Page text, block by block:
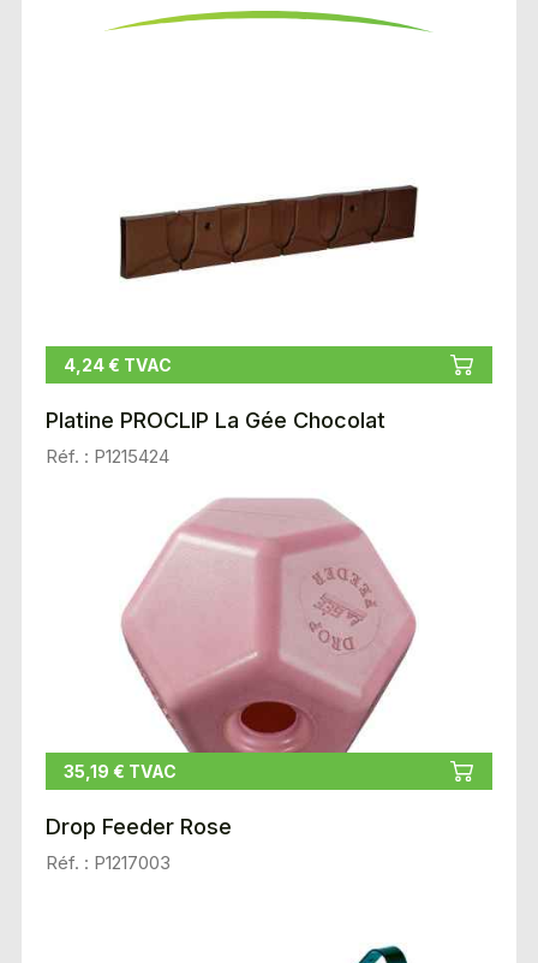
4,24 € TVAC
Platine PROCLIP La Gée Chocolat
Réf. : P1215424
35,19 € TVAC
Drop Feeder Rose
Réf. : P1217003